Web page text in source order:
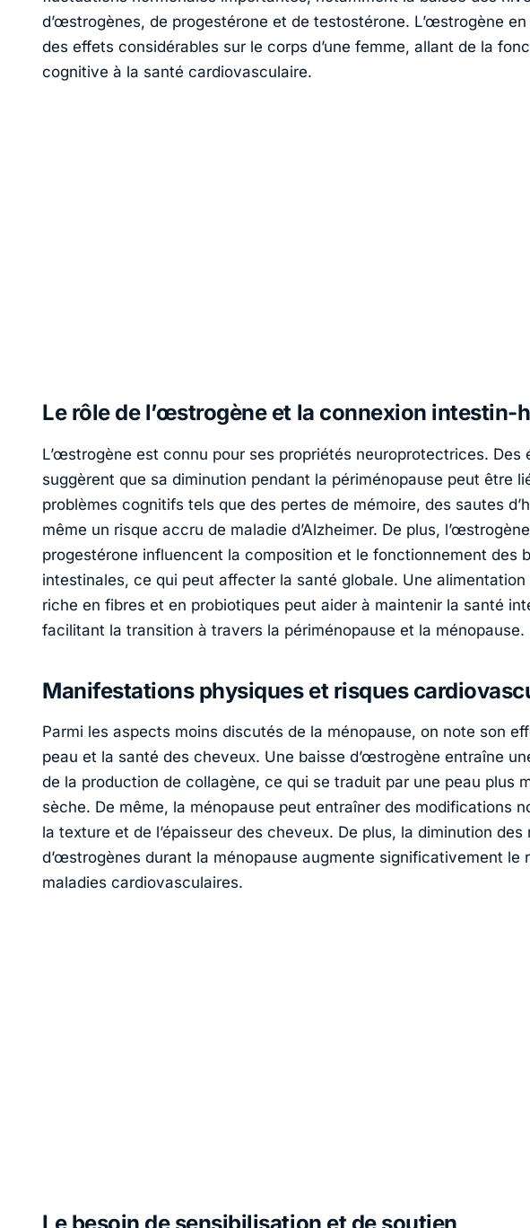
d’œstrogènes, de progestérone et de testostérone. L’œstrogène
des effets considérables sur le corps d’une femme, allant de la
cognitive à la santé cardiovasculaire.
Le rôle de l’œstrogène et la connexion intestin-
L’œstrogène est connu pour ses propriétés neuroprotectrices. Des
suggèrent que sa diminution pendant la périménopause peut être
problèmes cognitifs tels que des pertes de mémoire, des sautes
même un risque accru de maladie d’Alzheimer. De plus,
progestérone influencent la composition et le fonctionnement des
intestinales, ce qui peut affecter la santé globale. Une alimentation
riche en fibres et en probiotiques peut aider à maintenir la santé
facilitant la transition à travers la périménopause et la ménopause.
Manifestations physiques et risques
Parmi les aspects moins discutés de la ménopause, on note son
peau et la santé des cheveux. Une baisse d’œstrogène entraîne
de la production de collagène, ce qui se traduit par une peau plus
sèche. De même, la ménopause peut entraîner des modifications
la texture et de l’épaisseur des cheveux. De plus, la diminution des
d’œstrogènes durant la ménopause augmente significativement le
maladies cardiovasculaires.